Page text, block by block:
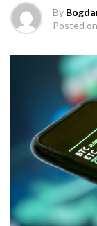
By
Posted on